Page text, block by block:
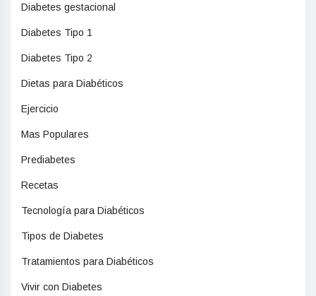
Diabetes gestacional
Diabetes Tipo 1
Diabetes Tipo 2
Dietas para Diabéticos
Ejercicio
Mas Populares
Prediabetes
Recetas
Tecnología para Diabéticos
Tipos de Diabetes
Tratamientos para Diabéticos
Vivir con Diabetes